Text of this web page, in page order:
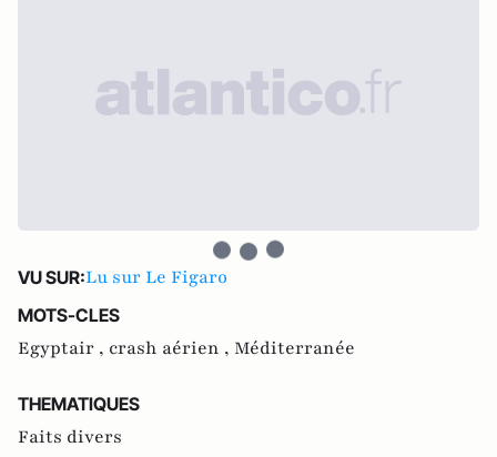
VU SUR:Lu sur Le Figaro
MOTS-CLES
Egyptair , crash aérien , Méditerranée
THEMATIQUES
Faits divers